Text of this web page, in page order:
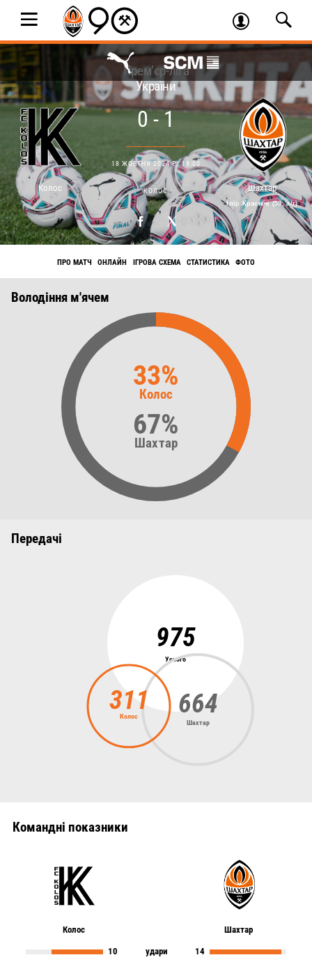
Колос
Прем’єр-ліга
України
0 - 1
18 ЖОВТНЯ 2024 Р. 18:00
КОЛОС Шахтар
Ілір Краснічі (59, а/г)
ПРО МАТЧ ОНЛАЙН ІГРОВА СХЕМА СТАТИСТИКА ФОТО
Володіння м'ячем
33%
Колос
67%
Шахтар
Передачі
975
Усього
664
Шахтар
311
Колос
Командні показники
Колос Шахтар
10 удари 14